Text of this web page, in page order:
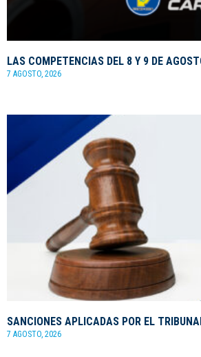
LAS COMPETENCIAS DEL 8 Y 9 DE
7 AGOSTO, 2026
SANCIONES APLICADAS POR EL
7 AGOSTO, 2026